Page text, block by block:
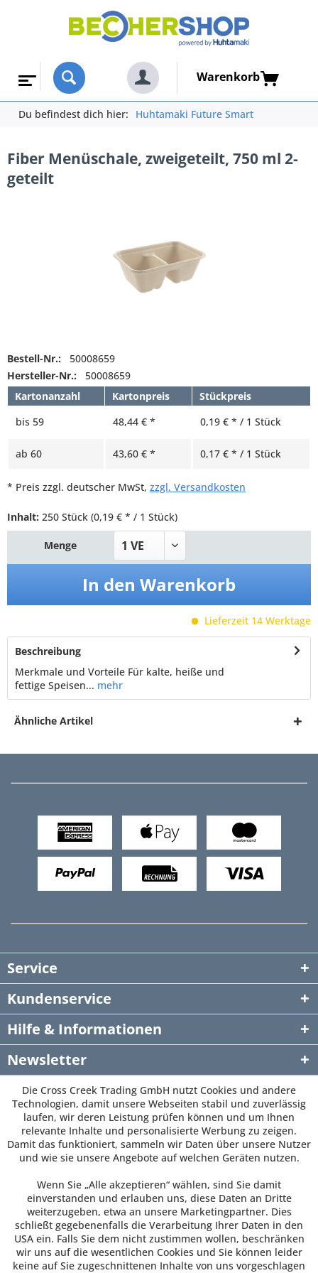
Warenkorb
Du befindest dich hier: Huhtamaki Future Smart
Fiber Menüschale, zweigeteilt, 750 ml 2-
geteilt
Bestell-Nr.:
50008659
Hersteller-Nr.:
50008659
Kartonanzahl
Kartonpreis
Stückpreis
bis 59 48,44 € * 0,19 € * / 1 Stück
ab 60 43,60 € * 0,17 € * / 1 Stück
* Preis zzgl. deutscher MwSt, zzgl. Versandkosten
Inhalt: 250 Stück (0,19 € * / 1 Stück)
Menge
In den Warenkorb
Lieferzeit 14 Werktage
Beschreibung
Merkmale und Vorteile Für kalte, heiße und
fettige Speisen... mehr
Ähnliche Artikel
Service
Kundenservice
Hilfe & Informationen
Newsletter
Die Cross Creek Trading GmbH nutzt Cookies und andere
Technologien, damit unsere Webseiten stabil und zuverlässig
laufen, wir deren Leistung prüfen können und um Ihnen
relevante Inhalte und personalisierte Werbung zu zeigen.
Damit das funktioniert, sammeln wir Daten über unsere Nutzer
und wie sie unsere Angebote auf welchen Geräten nutzen.
Wenn Sie „Alle akzeptieren“ wählen, sind Sie damit
einverstanden und erlauben uns, diese Daten an Dritte
weiterzugeben, etwa an unsere Marketingpartner. Dies
schließt gegebenenfalls die Verarbeitung Ihrer Daten in den
USA ein. Falls Sie dem nicht zustimmen wollen, beschränken
wir uns auf die wesentlichen Cookies und Sie können leider
keine auf Sie zugeschnittenen Inhalte von uns vorgeschlagen